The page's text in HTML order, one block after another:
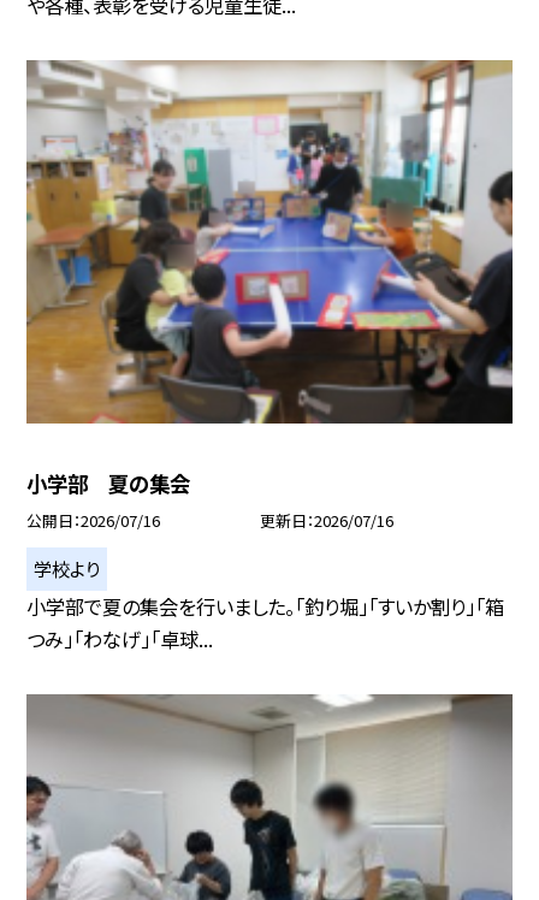
小学部 夏の集会
公開日 2026/07/16 更新日 2026/07/16
学校より
小学部で夏の集会を行いました。「釣り堀」「すいか割り」「箱
つみ」「わなげ」「卓球...